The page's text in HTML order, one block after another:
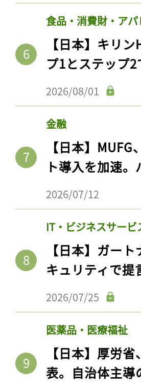
食品・消費財・アパ
【日本】キリ
プ1とステップ
2026/08/01
金融
【日本】
ト導入を加速
2026/07/12
IT・ビジネスサービ
【日本】ガー
キュリティで提
2026/07/25
医薬品・医療福祉
【日本】厚労
表。自治体主導